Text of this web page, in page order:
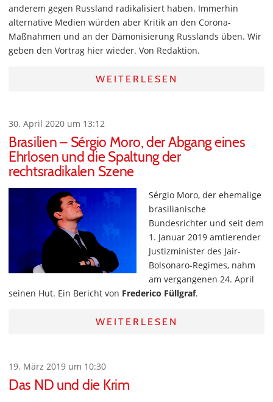
anderem gegen Russland radikalisiert haben. Immerhin
alternative Medien würden aber Kritik an den Corona-
Maßnahmen und an der Dämonisierung Russlands üben. Wir
geben den Vortrag hier wieder. Von Redaktion.
WEITERLESEN
30. April 2020 um 13:12
Brasilien – Sérgio Moro, der Abgang eines
Ehrlosen und die Spaltung der
rechtsradikalen Szene
Sérgio Moro, der ehemalige
brasilianische
Bundesrichter und seit dem
1. Januar 2019 amtierender
Justizminister des Jair-
Bolsonaro-Regimes, nahm
am vergangenen 24. April
seinen Hut. Ein Bericht von Frederico Füllgraf.
WEITERLESEN
19. März 2019 um 10:30
Das ND und die Krim